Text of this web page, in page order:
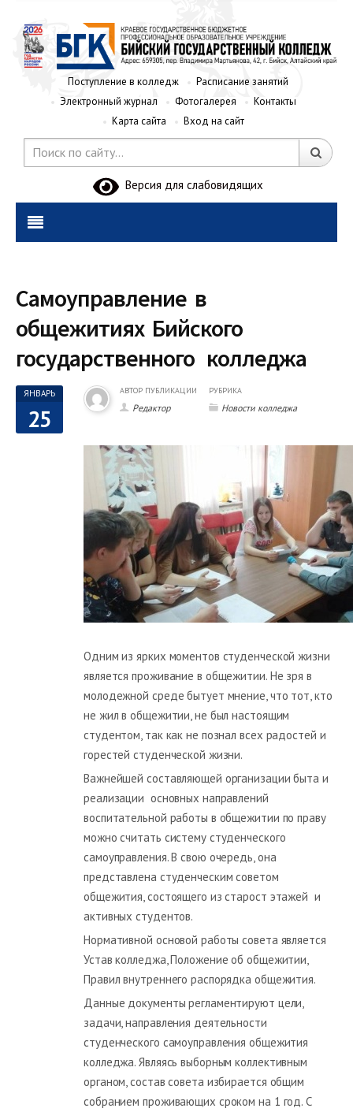
Поступление в колледж
Расписание занятий
Электронный журнал
Фотогалерея
Контакты
Карта сайта
Вход на сайт
Версия для слабовидящих
Самоуправление в
общежитиях Бийского
государственного колледжа
ЯНВАРЬ
25
АВТОР ПУБЛИКАЦИИ
Редактор
РУБРИКА
Новости колледжа
Одним из ярких моментов студенческой жизни
является проживание в общежитии. Не зря в
молодежной среде бытует мнение, что тот, кто
не жил в общежитии, не был настоящим
студентом, так как не познал всех радостей и
горестей студенческой жизни.
Важнейшей составляющей организации быта и
реализации основных направлений
воспитательной работы в общежитии по праву
можно считать систему студенческого
самоуправления. В свою очередь, она
представлена студенческим советом
общежития, состоящего из старост этажей и
активных студентов.
Нормативной основой работы совета является
Устав колледжа, Положение об общежитии,
Правил внутреннего распорядка общежития.
Данные документы регламентируют цели,
задачи, направления деятельности
студенческого самоуправления общежития
колледжа. Являясь выборным коллективным
органом, состав совета избирается общим
собранием проживающих сроком на 1 год. С